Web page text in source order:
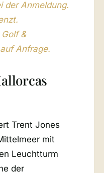
der Anmeldung.
&
Anfrage.
Trent Jones
mit
Leuchtturm
der